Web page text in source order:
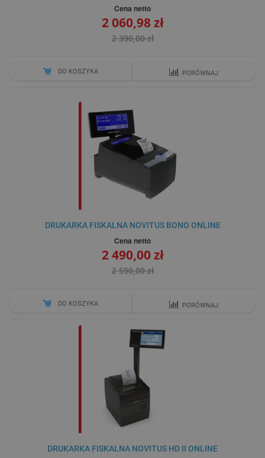
Cena netto
2 060,98 zł
2 390,00 zł
DO KOSZYKA PORÓWNAJ
DRUKARKA FISKALNA NOVITUS BONO ONLINE
Cena netto
2 490,00 zł
2 590,00 zł
DO KOSZYKA PORÓWNAJ
DRUKARKA FISKALNA NOVITUS HD II ONLINE